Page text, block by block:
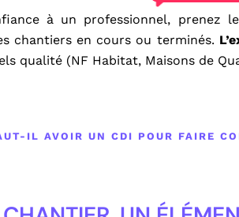
à un professionnel, prenez
chantiers en cours ou terminés.
qualité (NF Habitat, Maisons de
IL AVOIR UN CDI POUR FAIRE